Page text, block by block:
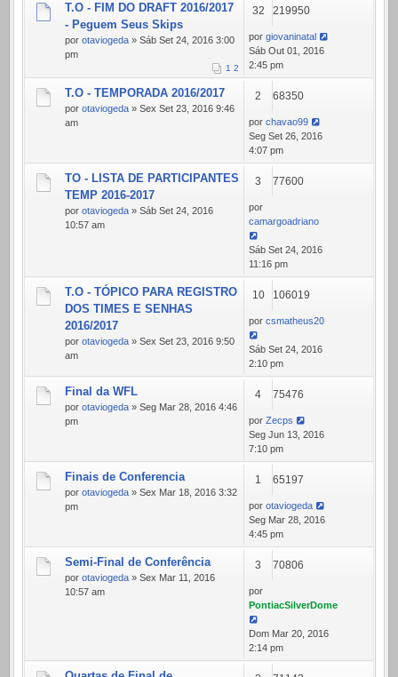
T.O - FIM DO DRAFT 2016/2017
- Peguem Seus Skips
por otaviogeda » Sáb Set 24, 2016 3:00
pm
1 2
32 219950
por giovaninatal
Sáb Out 01, 2016
2:45 pm
T.O - TEMPORADA 2016/2017
por otaviogeda » Sex Set 23, 2016 9:46
am
2 68350
por chavao99
Seg Set 26, 2016
4:07 pm
TO - LISTA DE PARTICIPANTES
TEMP 2016-2017
por otaviogeda » Sáb Set 24, 2016
10:57 am
3 77600
por
camargoadriano
Sáb Set 24, 2016
11:16 pm
T.O - TÓPICO PARA REGISTRO
DOS TIMES E SENHAS
2016/2017
por otaviogeda » Sex Set 23, 2016 9:50
am
10 106019
por csmatheus20
Sáb Set 24, 2016
2:10 pm
Final da WFL
por otaviogeda » Seg Mar 28, 2016 4:46
pm
4 75476
por Zecps
Seg Jun 13, 2016
7:10 pm
Finais de Conferencia
por otaviogeda » Sex Mar 18, 2016 3:32
pm
1 65197
por otaviogeda
Seg Mar 28, 2016
4:45 pm
Semi-Final de Conferência
por otaviogeda » Sex Mar 11, 2016
10:57 am
3 70806
por
PontiacSilverDome
Dom Mar 20, 2016
2:14 pm